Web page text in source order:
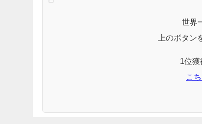
世界
上のボタン
1位獲
こ